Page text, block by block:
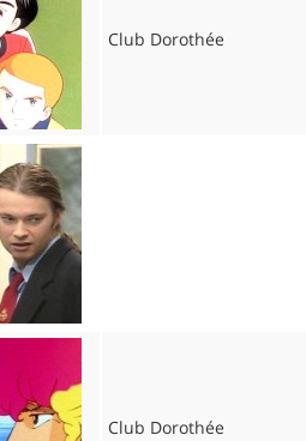
Club Dorothée
Club Dorothée